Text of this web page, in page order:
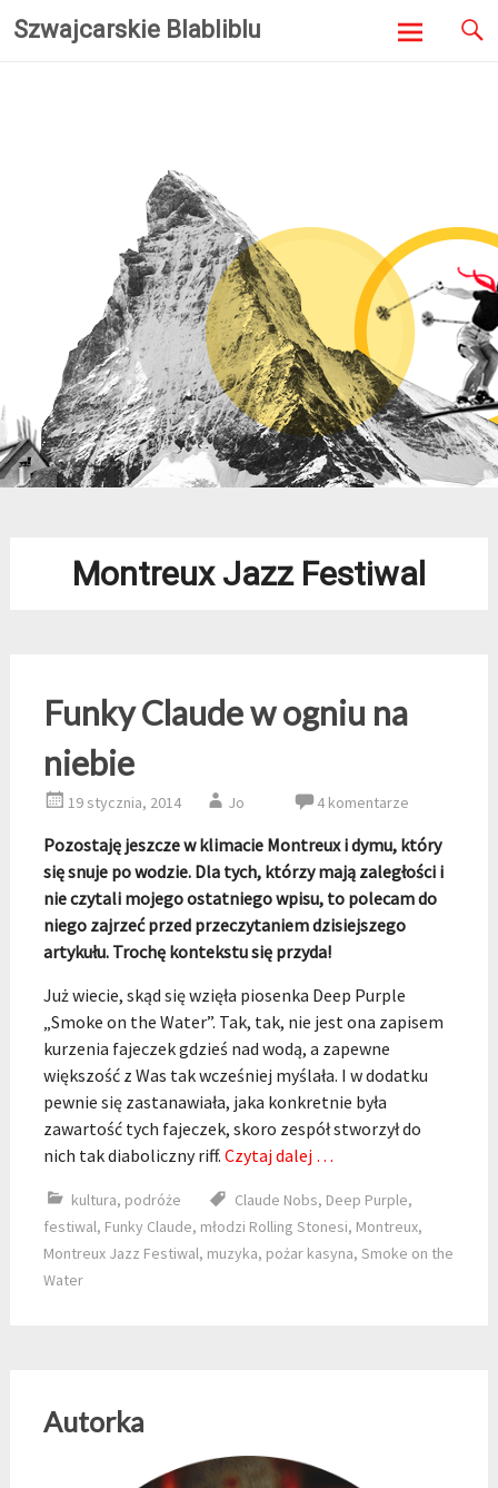
Szwajcarskie Blabliblu
Montreux Jazz Festiwal
Funky Claude w ogniu na
niebie
19 stycznia, 2014 Jo 4 komentarze
Pozostaję jeszcze w klimacie Montreux i dymu, który
się snuje po wodzie. Dla tych, którzy mają zaległości i
nie czytali mojego ostatniego wpisu, to polecam do
niego zajrzeć przed przeczytaniem dzisiejszego
artykułu. Trochę kontekstu się przyda!
Już wiecie, skąd się wzięła piosenka Deep Purple
„Smoke on the Water”. Tak, tak, nie jest ona zapisem
kurzenia fajeczek gdzieś nad wodą, a zapewne
większość z Was tak wcześniej myślała. I w dodatku
pewnie się zastanawiała, jaka konkretnie była
zawartość tych fajeczek, skoro zespół stworzył do
nich tak diaboliczny riff. Czytaj dalej …
kultura, podróże Claude Nobs, Deep Purple,
festiwal, Funky Claude, młodzi Rolling Stonesi, Montreux,
Montreux Jazz Festiwal, muzyka, pożar kasyna, Smoke on the
Water
Autorka